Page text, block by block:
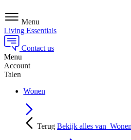
Menu
Living Essentials
Contact us
Menu
Account
Talen
Wonen
Terug Bekijk alles van Wonen